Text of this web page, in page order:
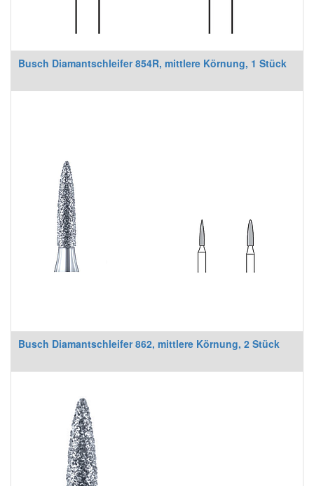
Busch Diamantschleifer 854R, mittlere Körnung, 1 Stück
Busch Diamantschleifer 862, mittlere Körnung, 2 Stück